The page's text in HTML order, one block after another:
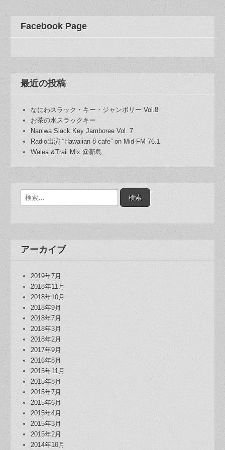
Facebook Page
最近の投稿
なにわスラック・キー・ジャンボリー Vol.8
お茶の水スラックキー
Naniwa Slack Key Jamboree Vol. 7
Radio出演 “Hawaiian 8 cafe” on Mid-FM 76.1
Walea &Trail Mix @新島
検
索:
アーカイブ
2019年7月
2018年11月
2018年10月
2018年9月
2018年7月
2018年3月
2018年2月
2017年9月
2016年8月
2015年11月
2015年8月
2015年7月
2015年6月
2015年4月
2015年3月
2015年2月
2014年10月